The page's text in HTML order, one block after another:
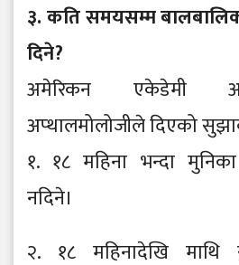
३. कति समयसम्म
दिने?
अमेरिकन एकेडेमी अफ
अप्थालमोलोजीले दिएको
१. १८ महिना भन्दा
नदिने।
२. १८ महिनादेखि